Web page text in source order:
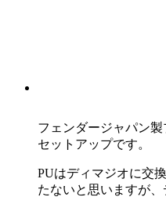
フェンダージャパン製
セットアップです。
PUはディマジオに交
たないと思いますが